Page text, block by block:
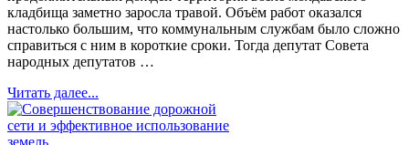
кладбища заметно заросла травой. Объём работ оказался
настолько большим, что коммунальным службам было сложно
справиться с ним в короткие сроки. Тогда депутат Совета
народных депутатов …
Читать далее...